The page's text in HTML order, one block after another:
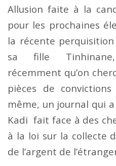
Allusion faite à la
pour les prochaines
la récente
sa fille
récemment qu’on
pièces de
même, un journal qui
Kadi fait face à des
à la loi sur la collecte
de l’argent de